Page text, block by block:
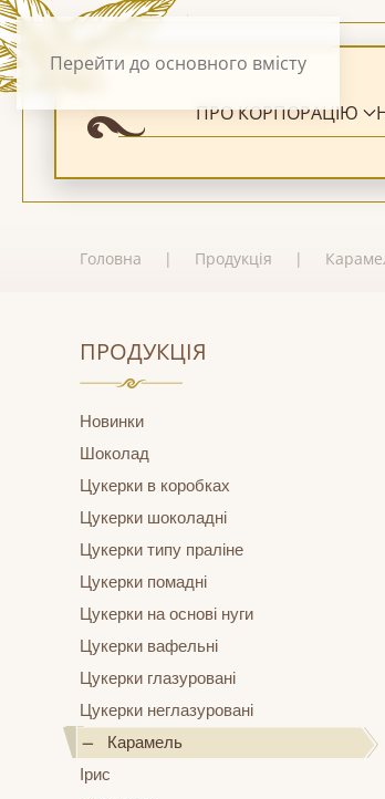
Перейти до основного вмісту
ПРО КОРПОРАЦІЮ
Головна Продукція
ПРОДУКЦІЯ
Новинки
Шоколад
Цукерки в коробках
Цукерки шоколадні
Цукерки типу праліне
Цукерки помадні
Цукерки на основі нуги
Цукерки вафельні
Цукерки глазуровані
Цукерки неглазуровані
Карамель
Ірис